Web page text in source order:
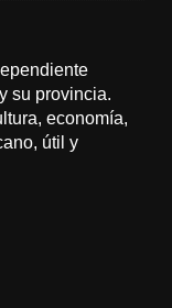
su provincia.
economía,
útil y